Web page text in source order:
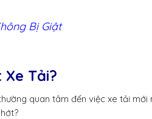
Bị Giật
Tải?
quan tâm đến việc xe tải